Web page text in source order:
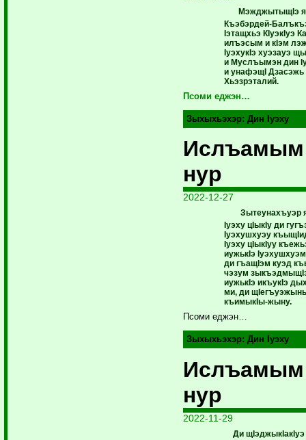
МэжджытыщIэ
Къэбэрдей-
Iэтащхьэ КIуэкIуэ
илъэсым и кIэм
IуэхукIэ хуэзауэ
и Муслъымэн дин
и унафэщI Дзасэжь
Хьэзрэталий.
Псоми еджэн…
Зыхыхьэхэр: Дин Iуэху
нур
2022-12-27
Зытеунахъуэр
Iуэху цIыкIу ди
Iуэхушхуэу
Iуэху цIыкIуу
иужькIэ
ди гъащIэм куэд
чэзум
иужькIэ икъукIэ
ми, ди
къимыкIы-жыну.
Псоми еджэн…
Зыхыхьэхэр: Дин Iуэху
нур
2022-11-29
Ди